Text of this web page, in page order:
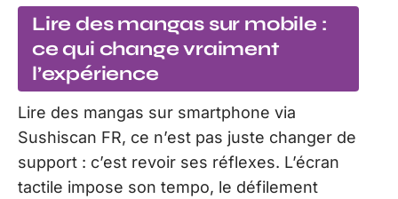
Lire des mangas sur mobile :
ce qui change vraiment
l’expérience
Lire des mangas sur smartphone via
Sushiscan FR, ce n’est pas juste changer de
support : c’est revoir ses réflexes. L’écran
tactile impose son tempo, le défilement